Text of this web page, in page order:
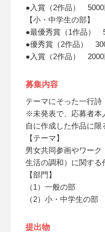
●入賞（2作品） 5000
【小・中学生の部】
●最優秀賞（1作品）
●優秀賞（2作品）
●入賞（2作品） 2000
募集内容
テーマにそった一行詩
※未発表で、応募者本
自に作成した作品に限
【テーマ】
男女共同参画やワーク
生活の調和）に関する
【部門】
（1）一般の部
（2）小・中学生の部
提出物